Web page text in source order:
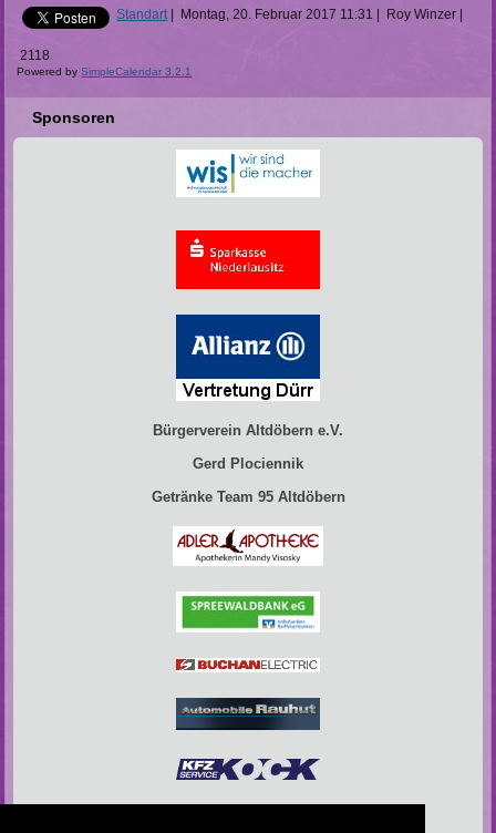
Standart
Montag, 20. Februar 2017 11:31 Roy Winzer
2118
Powered bySimpleCalendar 3.2.1
Sponsoren
Bürgerverein Altdöbern e.V.
Gerd Plociennik
Getränke Team 95 Altdöbern